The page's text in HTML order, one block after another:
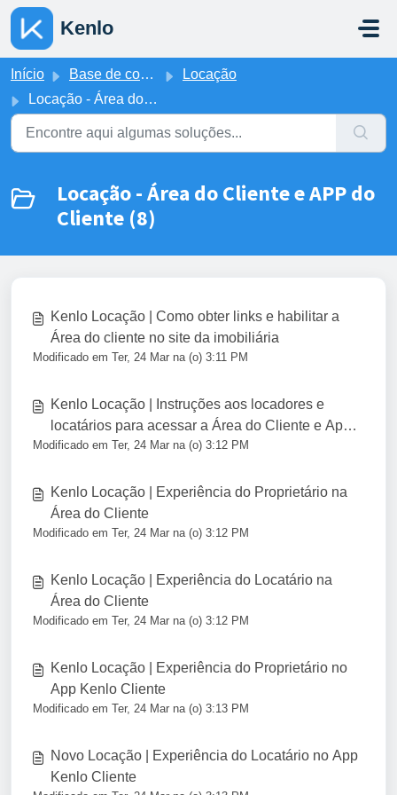
Ir para o conteúdo principal
Kenlo
Início Base de conhecimento
Locação
Locação - Área do Cliente e APP do Cliente
Locação - Área do Cliente e APP do
Cliente (8)
Kenlo Locação | Como obter links e habilitar a
Área do cliente no site da imobiliária
Modificado em Ter, 24 Mar na (o) 3:11 PM
Kenlo Locação | Instruções aos locadores e
locatários para acessar a Área do Cliente e App
Kenlo Cliente
Modificado em Ter, 24 Mar na (o) 3:12 PM
Kenlo Locação | Experiência do Proprietário na
Área do Cliente
Modificado em Ter, 24 Mar na (o) 3:12 PM
Kenlo Locação | Experiência do Locatário na
Área do Cliente
Modificado em Ter, 24 Mar na (o) 3:12 PM
Kenlo Locação | Experiência do Proprietário no
App Kenlo Cliente
Modificado em Ter, 24 Mar na (o) 3:13 PM
Novo Locação | Experiência do Locatário no App
Kenlo Cliente